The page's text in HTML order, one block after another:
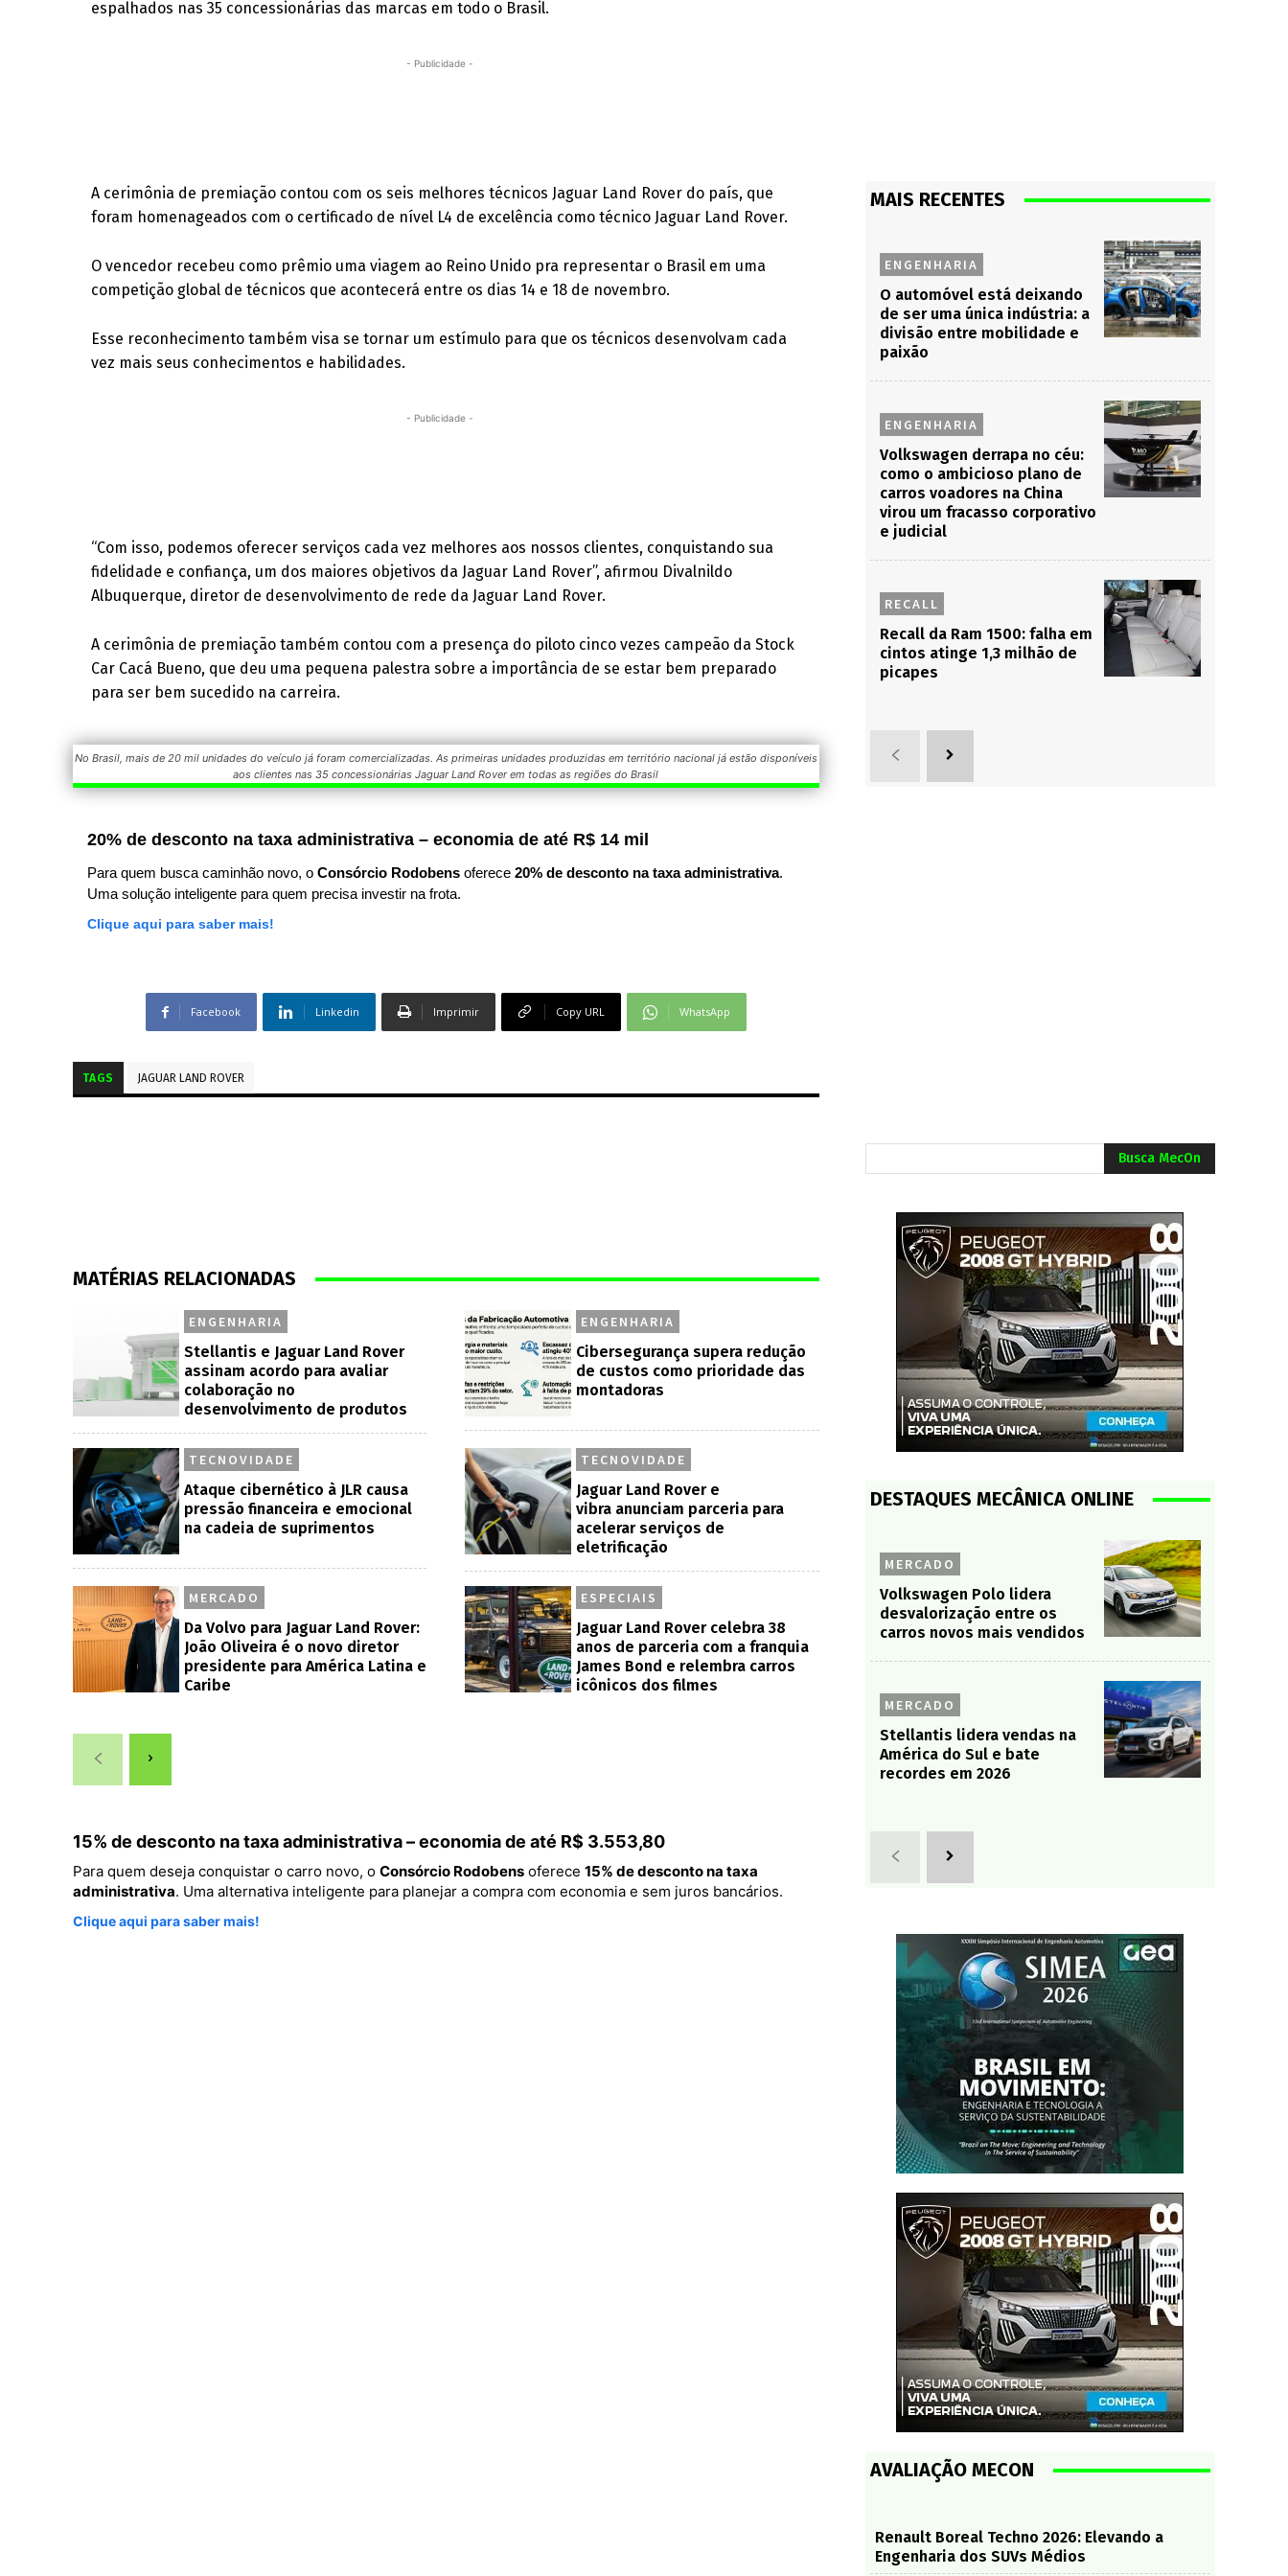
espalhados nas 35 concessionárias das marcas em todo o Brasil.
- Publicidade -
A cerimônia de premiação contou com os seis melhores técnicos Jaguar Land Rover do país, que
foram homenageados com o certificado de nível L4 de excelência como técnico Jaguar Land Rover.
O vencedor recebeu como prêmio uma viagem ao Reino Unido pra representar o Brasil em uma
competição global de técnicos que acontecerá entre os dias 14 e 18 de novembro.
Esse reconhecimento também visa se tornar um estímulo para que os técnicos desenvolvam cada
vez mais seus conhecimentos e habilidades.
- Publicidade -
“Com isso, podemos oferecer serviços cada vez melhores aos nossos clientes, conquistando sua
fidelidade e confiança, um dos maiores objetivos da Jaguar Land Rover”, afirmou Divalnildo
Albuquerque, diretor de desenvolvimento de rede da Jaguar Land Rover.
A cerimônia de premiação também contou com a presença do piloto cinco vezes campeão da Stock
Car Cacá Bueno, que deu uma pequena palestra sobre a importância de se estar bem preparado
para ser bem sucedido na carreira.
No Brasil, mais de 20 mil unidades do veículo já foram comercializadas. As primeiras unidades produzidas em território nacional já estão disponíveis
aos clientes nas 35 concessionárias Jaguar Land Rover em todas as regiões do Brasil
20% de desconto na taxa administrativa – economia de até R$ 14 mil
Para quem busca caminhão novo, o Consórcio Rodobens oferece 20% de desconto na taxa administrativa.
Uma solução inteligente para quem precisa investir na frota.
Clique aqui para saber mais!
Facebook Linkedin Imprimir Copy URL WhatsApp
TAGS JAGUAR LAND ROVER
MATÉRIAS RELACIONADAS
ENGENHARIA
Stellantis e Jaguar Land Rover
assinam acordo para avaliar
colaboração no
desenvolvimento de produtos
ENGENHARIA
Cibersegurança supera redução
de custos como prioridade das
montadoras
TECNOVIDADE
Ataque cibernético à JLR causa
pressão financeira e emocional
na cadeia de suprimentos
TECNOVIDADE
Jaguar Land Rover e
vibra anunciam parceria para
acelerar serviços de
eletrificação
MERCADO
Da Volvo para Jaguar Land Rover:
João Oliveira é o novo diretor
presidente para América Latina e
Caribe
ESPECIAIS
Jaguar Land Rover celebra 38
anos de parceria com a franquia
James Bond e relembra carros
icônicos dos filmes
15% de desconto na taxa administrativa – economia de até R$ 3.553,80
Para quem deseja conquistar o carro novo, o Consórcio Rodobens oferece 15% de desconto na taxa
administrativa. Uma alternativa inteligente para planejar a compra com economia e sem juros bancários.
Clique aqui para saber mais!
MAIS RECENTES
ENGENHARIA
O automóvel está deixando
de ser uma única indústria: a
divisão entre mobilidade e
paixão
ENGENHARIA
Volkswagen derrapa no céu:
como o ambicioso plano de
carros voadores na China
virou um fracasso corporativo
e judicial
RECALL
Recall da Ram 1500: falha em
cintos atinge 1,3 milhão de
picapes
Busca MecOn
DESTAQUES MECÂNICA ONLINE
MERCADO
Volkswagen Polo lidera
desvalorização entre os
carros novos mais vendidos
MERCADO
Stellantis lidera vendas na
América do Sul e bate
recordes em 2026
AVALIAÇÃO MECON
Renault Boreal Techno 2026: Elevando a
Engenharia dos SUVs Médios